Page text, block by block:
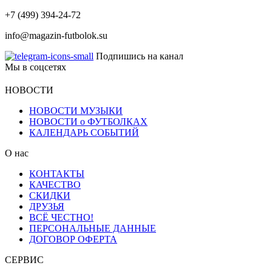
+7 (499) 394-24-72
info@magazin-futbolok.su
Подпишись на канал
Мы в соцсетях
НОВОСТИ
НОВОСТИ МУЗЫКИ
НОВОСТИ о ФУТБОЛКАХ
КАЛЕНДАРЬ СОБЫТИЙ
О нас
КОНТАКТЫ
КАЧЕСТВО
СКИДКИ
ДРУЗЬЯ
ВСЁ ЧЕСТНО!
ПЕРСОНАЛЬНЫЕ ДАННЫЕ
ДОГОВОР ОФЕРТА
СЕРВИС